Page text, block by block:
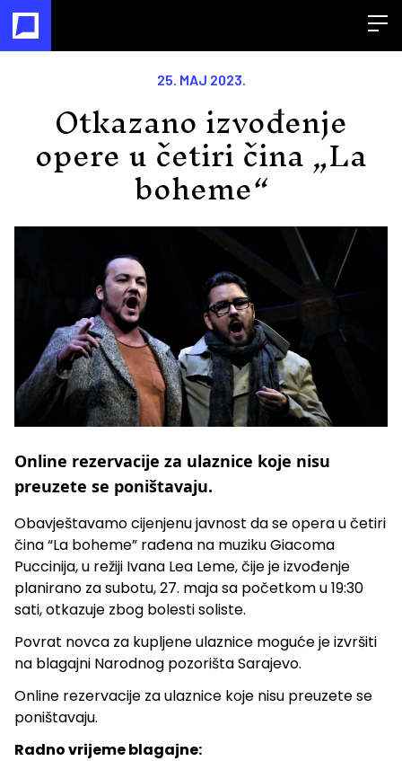
25. MAJ 2023.
Otkazano izvođenje
opere u četiri čina „La
boheme“
Online rezervacije za ulaznice koje nisu
preuzete se poništavaju.
Obavještavamo cijenjenu javnost da se opera u četiri
čina “La boheme” rađena na muziku Giacoma
Puccinija, u režiji Ivana Lea Leme, čije je izvođenje
planirano za subotu, 27. maja sa početkom u 19:30
sati, otkazuje zbog bolesti soliste.
Povrat novca za kupljene ulaznice moguće je izvršiti
na blagajni Narodnog pozorišta Sarajevo.
Online rezervacije za ulaznice koje nisu preuzete se
poništavaju.
Radno vrijeme blagajne: